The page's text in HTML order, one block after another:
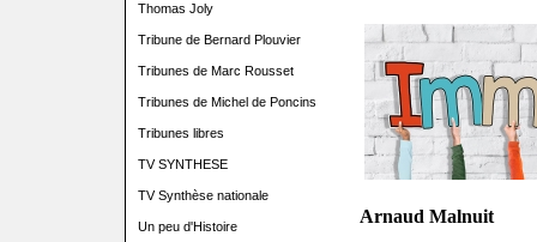
Thomas Joly
Tribune de Bernard Plouvier
Tribunes de Marc Rousset
Tribunes de Michel de Poncins
Tribunes libres
TV SYNTHESE
TV Synthèse nationale
Un peu d'Histoire
Arnaud Malnuit